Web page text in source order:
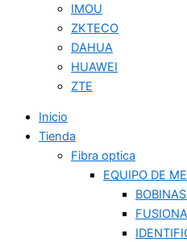
IMOU
ZKTECO
DAHUA
HUAWEI
ZTE
Inicio
Tienda
Fibra optica
EQUIPO DE